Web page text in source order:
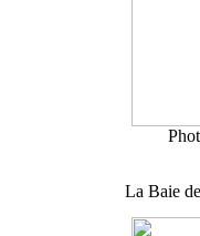
La Baie